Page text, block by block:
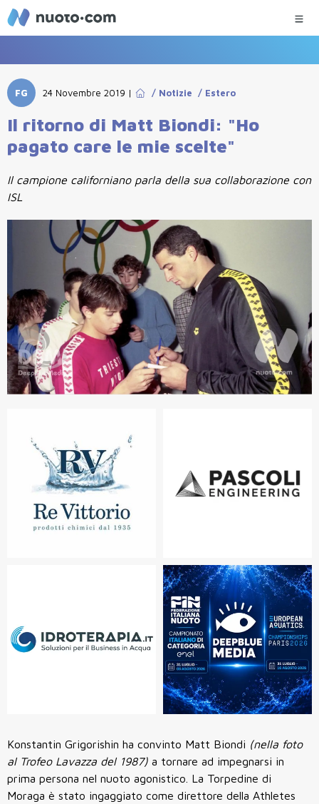
FG 24 Novembre 2019 | / Notizie / Estero
Il ritorno di Matt Biondi: "Ho
pagato care le mie scelte"
Il campione californiano parla della sua collaborazione con
ISL
Konstantin Grigorishin ha convinto Matt Biondi (nella foto
al Trofeo Lavazza del 1987) a tornare ad impegnarsi in
prima persona nel nuoto agonistico. La Torpedine di
Moraga è stato ingaggiato come direttore della Athletes